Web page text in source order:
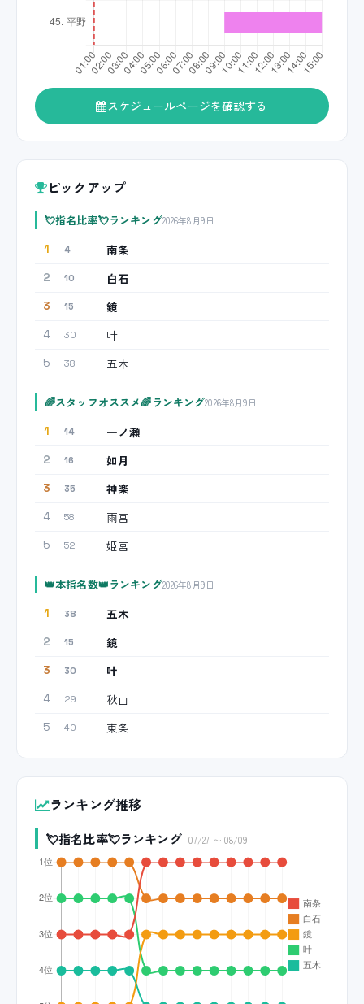
スケジュールページを確認する
ピックアップ
💘指名比率💘ランキング2026年8月9日
1 4 南条
2 10 白石
3 15 鏡
4 30 叶
5 38 五木
🌈スタッフオススメ🌈ランキング2026年8月9日
1 14 一ノ瀬
2 16 如月
3 35 神楽
4 58 雨宮
5 52 姫宮
👑本指名数👑ランキング2026年8月9日
1 38 五木
2 15 鏡
3 30 叶
4 29 秋山
5 40 東条
ランキング推移
💘指名比率💘ランキング 07/27 〜 08/09